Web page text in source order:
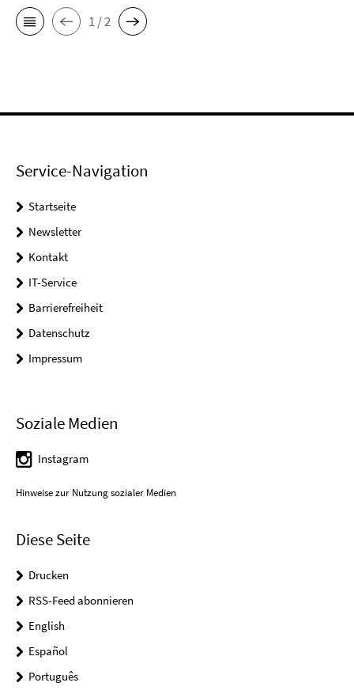
1 / 2
Service-Navigation
Startseite
Newsletter
Kontakt
IT-Service
Barrierefreiheit
Datenschutz
Impressum
Soziale Medien
Instagram
Hinweise zur Nutzung sozialer Medien
Diese Seite
Drucken
RSS-Feed abonnieren
English
Español
Português